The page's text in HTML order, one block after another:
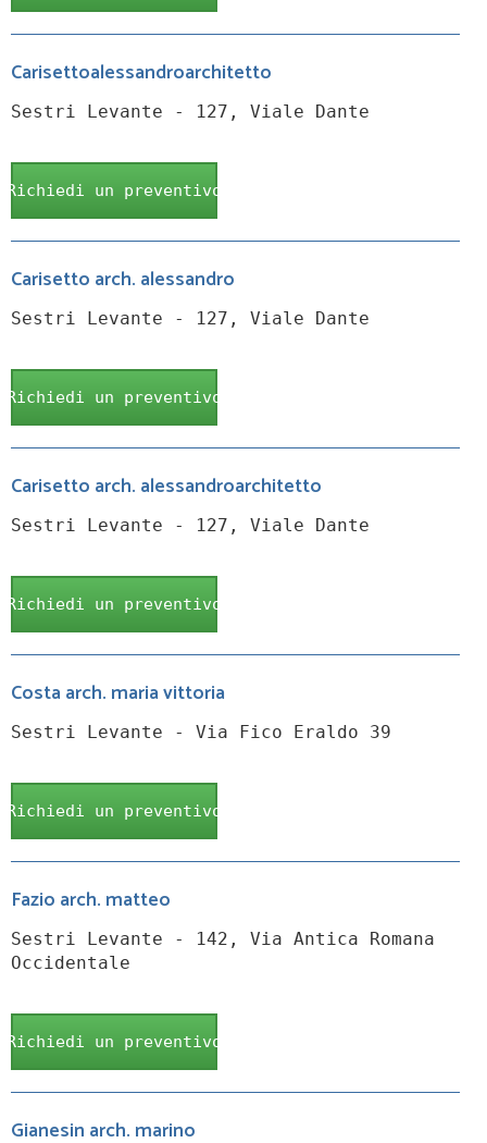
Carisettoalessandroarchitetto
Sestri Levante - 127, Viale Dante
Richiedi un preventivo
Carisetto arch. alessandro
Sestri Levante - 127, Viale Dante
Richiedi un preventivo
Carisetto arch. alessandroarchitetto
Sestri Levante - 127, Viale Dante
Richiedi un preventivo
Costa arch. maria vittoria
Sestri Levante - Via Fico Eraldo 39
Richiedi un preventivo
Fazio arch. matteo
Sestri Levante - 142, Via Antica Romana
Occidentale
Richiedi un preventivo
Gianesin arch. marino